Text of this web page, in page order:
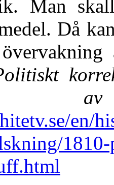
Man
Då
en/